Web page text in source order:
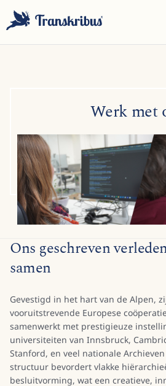
Begin met typen om te zoeken
Werk met
Ons geschreven
samen
Gevestigd in het hart van de Alpen,
vooruitstrevende Europese
samenwerkt met prestigieuze
universiteiten van Innsbruck,
Stanford, en veel nationale
structuur bevordert vlakke
besluitvorming, wat een creatieve,